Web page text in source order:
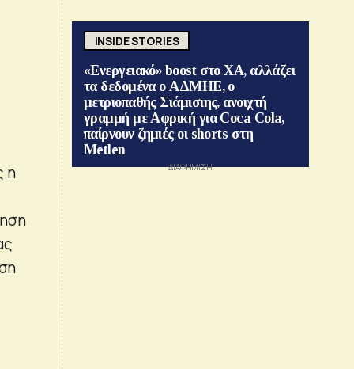
η
INSIDE STORIES
«Ενεργειακό» boost στο ΧΑ, αλλάζει
τα δεδομένα ο ΑΔΜΗΕ, ο
μετριοπαθής Σιάμισιης, ανοιχτή
γραμμή με Αφρική για Coca Cola,
παίρνουν ζημιές οι shorts στη
Metlen